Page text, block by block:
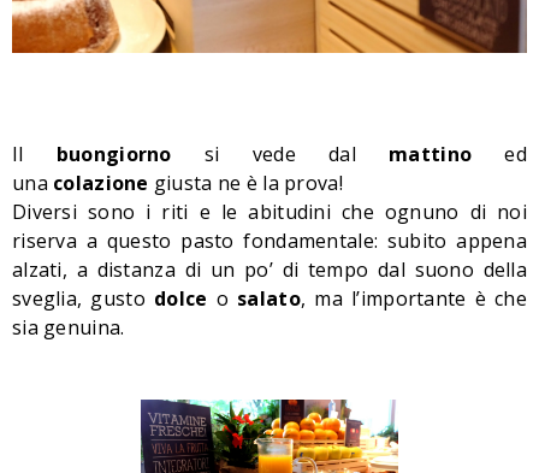
Il buongiorno si vede dal mattino ed
una colazione giusta ne è la prova!
Diversi sono i riti e le abitudini che ognuno di noi
riserva a questo pasto fondamentale: subito appena
alzati, a distanza di un po’ di tempo dal suono della
sveglia, gusto dolce o salato, ma l’importante è che
sia genuina.